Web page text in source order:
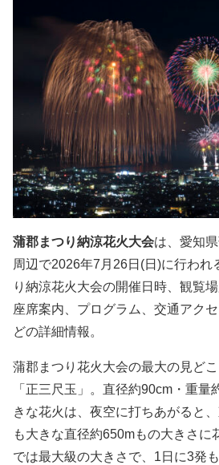
蒲郡まつり納涼花火大会は、愛知
周辺で2026年7月26日(日)に行われ
り納涼花火大会の開催日時、観覧
座席案内、プログラム、交通アク
どの詳細情報。
蒲郡まつり花火大会の最大の見ど
「正三尺玉」。直径約90cm・重量
きな花火は、夜空に打ちあがると
も大きな直径約650mもの大きさに
では最大級の大きさで、1日に3発